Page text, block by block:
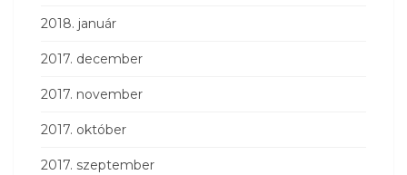
2018. január
2017. december
2017. november
2017. október
2017. szeptember